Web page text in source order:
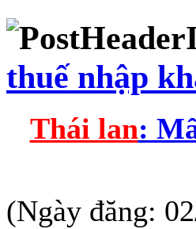
thuế nhập
Thái lan:
(Ngày đăng: